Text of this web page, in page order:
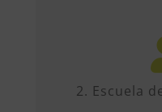
2. Escuela
A través de la
talleres,